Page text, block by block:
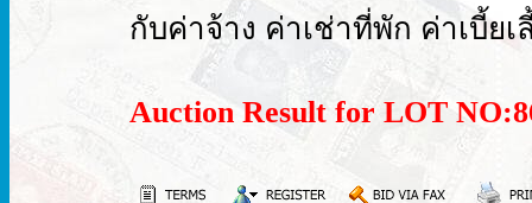
กับค่าจ้าง ค่าเช่าที่พัก ค่าเบี้ย
Auction Result for LOT